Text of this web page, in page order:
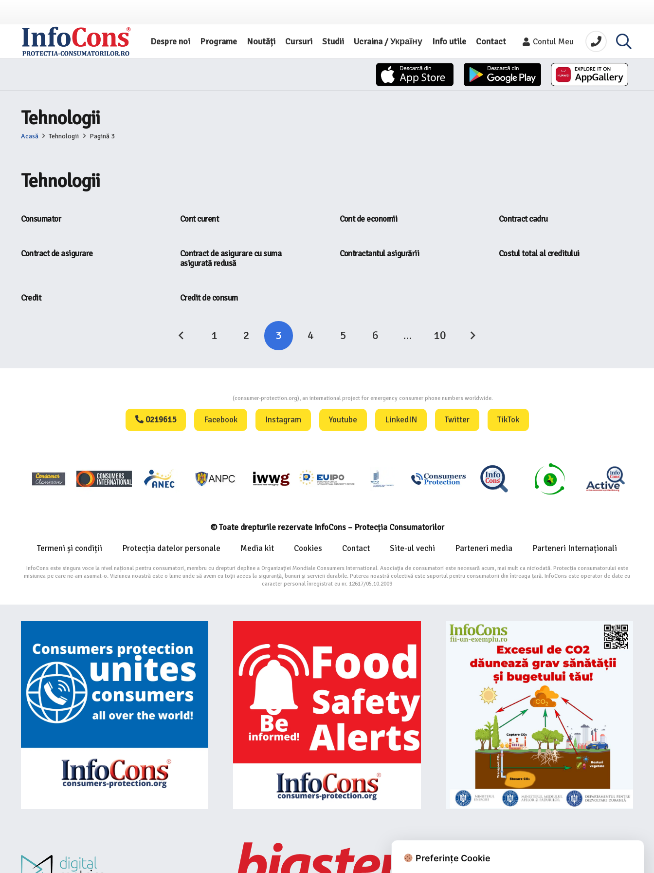
Despre noi Programe Noutăți Cursuri Studii Ucraina / Україну Info utile Contact Contul Meu
Tehnologii
Acasă Tehnologii Pagină 3
Tehnologii
Consumator Cont curent Cont de economii Contract cadru
Contract de asigurare
Contract de asigurare cu suma
asigurată redusă
Contractantul asigurării Costul total al creditului
Credit Credit de consum
1 2 3 4 5 6 … 10
(consumer-protection.org), an international project for emergency consumer phone numbers worldwide.
0219615 Facebook Instagram Youtube LinkedIN Twitter TikTok
© Toate drepturile rezervate InfoCons – Protecția Consumatorilor
Termeni și condiții Protecția datelor personale Media kit Cookies Contact Site-ul vechi Parteneri media Parteneri Internaționali
InfoCons este singura voce la nivel național pentru consumatori, membru cu drepturi depline a Organizației Mondiale Consumers International. Asociația de consumatori este necesară acum, mai mult ca niciodată. Protecția consumatorului este
misiunea pe care ne-am asumat-o. Viziunea noastră este o lume unde să avem cu toții acces la siguranță, bunuri și servicii durabile. Puterea noastră colectivă este suportul pentru consumatorii din întreaga țară. InfoCons este operator de date cu
caracter personal înregistrat cu nr. 12617/05.10.2009
Preferințe Cookie